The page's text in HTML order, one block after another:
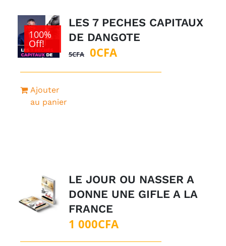
100%
Off!
LES 7 PECHES CAPITAUX
DE DANGOTE
5CFA
Le
0CFALe
Ajouter
au panier
LE JOUR OU NASSER A
DONNE UNE GIFLE A LA
FRANCE
1 000CFA